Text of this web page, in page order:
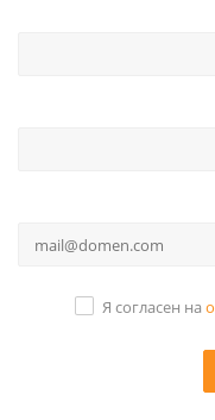
Я согласен на